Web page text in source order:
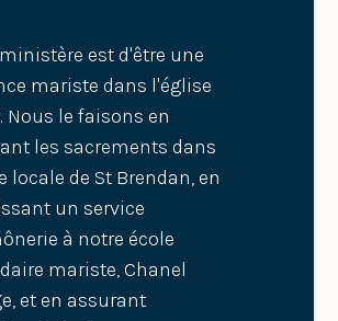
est d'être une
mariste dans l'église
Nous le faisons en
les sacrements dans
locale de St Brendan, en
un service
à notre école
mariste, Chanel
et en assurant